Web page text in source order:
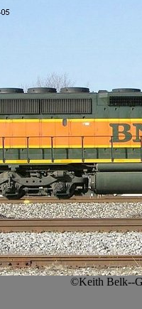
©Keith Belk--